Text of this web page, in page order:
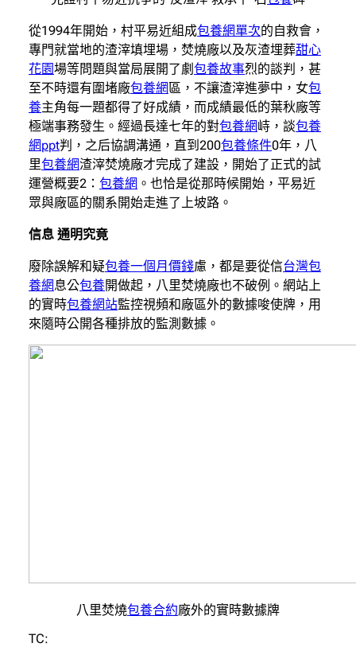
從1994年開始，村平易近組成包養網單次的自救會，
專門就當地的渣滓填埋場，焚燒廠以及灰渣埋葬甜心
花園場等問題與當局展開了劇 包養故事烈的談判，甚
至不時還有圍堵廠包養網區，不讓渣滓進夢中，女包
養主角每一題都得了好成績，而成績最低的葉秋廠等
極端事務發生。經過長達七年的對包養網峙，談包養
網ppt判，之后協調溝通，直到200包養條件0年，八
里包養網渣滓焚燒廠才完成了建設，開始了正式的試
運營概要2： 包養網 。也恰是從那時候開始，平易近
眾與廠區的關系開始走進了上坡路。
信息 通明究竟
廢除誤解和疑包養一個月價錢慮，都是要從信台灣包
養網息公包養開做起，八里焚燒廠也不破例。網站上
的實時包養網站監控視頻和廠區外的數據唆使牌，用
來隨時公開各種排放的監測數據。
八里焚燒包養合約廠外的實時數據牌
TC: